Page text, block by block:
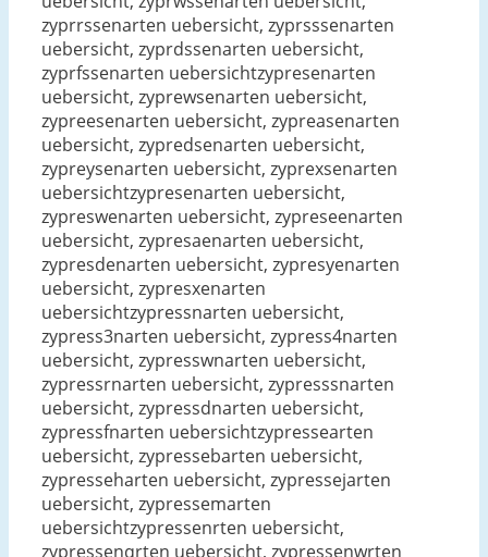
zyprrssenarten uebersicht, zyprsssenarten
uebersicht, zyprdssenarten uebersicht,
zyprfssenarten uebersichtzypresenarten
uebersicht, zyprewsenarten uebersicht,
zypreesenarten uebersicht, zypreasenarten
uebersicht, zypredsenarten uebersicht,
zypreysenarten uebersicht, zyprexsenarten
uebersichtzypresenarten uebersicht,
zypreswenarten uebersicht, zypreseenarten
uebersicht, zypresaenarten uebersicht,
zypresdenarten uebersicht, zypresyenarten
uebersicht, zypresxenarten
uebersichtzypressnarten uebersicht,
zypress3narten uebersicht, zypress4narten
uebersicht, zypresswnarten uebersicht,
zypressrnarten uebersicht, zypresssnarten
uebersicht, zypressdnarten uebersicht,
zypressfnarten uebersichtzypressearten
uebersicht, zypressebarten uebersicht,
zypresseharten uebersicht, zypressejarten
uebersicht, zypressemarten
uebersichtzypressenrten uebersicht,
zypressenqrten uebersicht, zypressenwrten